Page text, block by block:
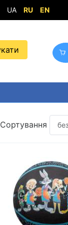
UA RU EN
Сортування